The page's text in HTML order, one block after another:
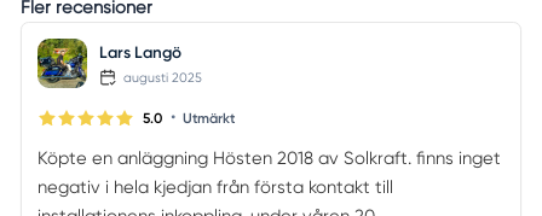
Fler recensioner
Lars Langö
augusti 2025
5.0 • Utmärkt
Köpte en anläggning Hösten 2018 av Solkraft. finns inget
negativ i hela kjedjan från första kontakt till